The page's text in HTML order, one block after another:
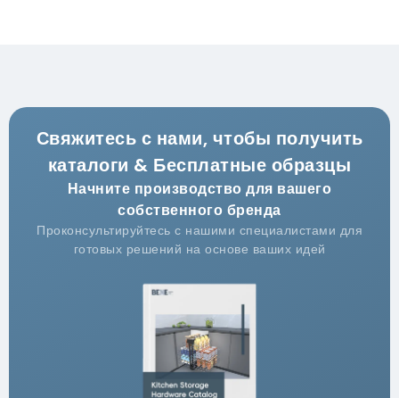
Свяжитесь с нами, чтобы получить
каталоги & Бесплатные образцы
Начните производство для вашего
собственного бренда
Проконсультируйтесь с нашими специалистами для
готовых решений на основе ваших идей